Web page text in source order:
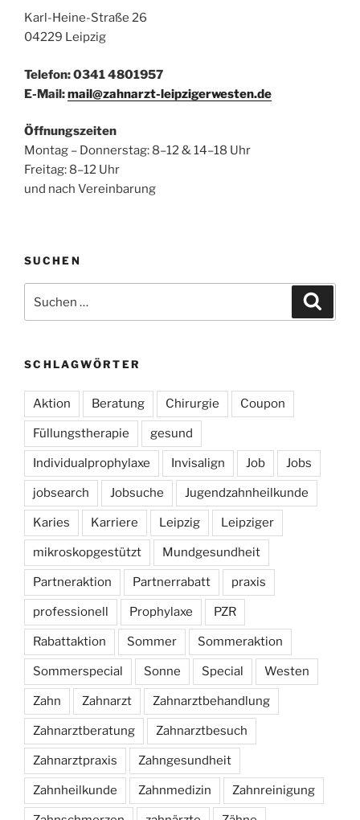
Karl-Heine-Straße 26
04229 Leipzig
Telefon: 0341 4801957
E-Mail:mail@zahnarzt-leipzigerwesten.de
Öffnungszeiten
Montag – Donnerstag: 8–12 & 14–18 Uhr
Freitag: 8–12 Uhr
und nach Vereinbarung
SUCHEN
nach:
SCHLAGWÖRTER
Aktion Beratung Chirurgie Coupon
Füllungstherapie gesund
Individualprophylaxe Invisalign Job Jobs
jobsearch Jobsuche Jugendzahnheilkunde
Karies Karriere Leipzig Leipziger
mikroskopgestützt Mundgesundheit
Partneraktion Partnerrabatt praxis
professionell Prophylaxe PZR
Rabattaktion Sommer Sommeraktion
Sommerspecial Sonne Special Westen
Zahn Zahnarzt Zahnarztbehandlung
Zahnarztberatung Zahnarztbesuch
Zahnarztpraxis Zahngesundheit
Zahnheilkunde Zahnmedizin Zahnreinigung